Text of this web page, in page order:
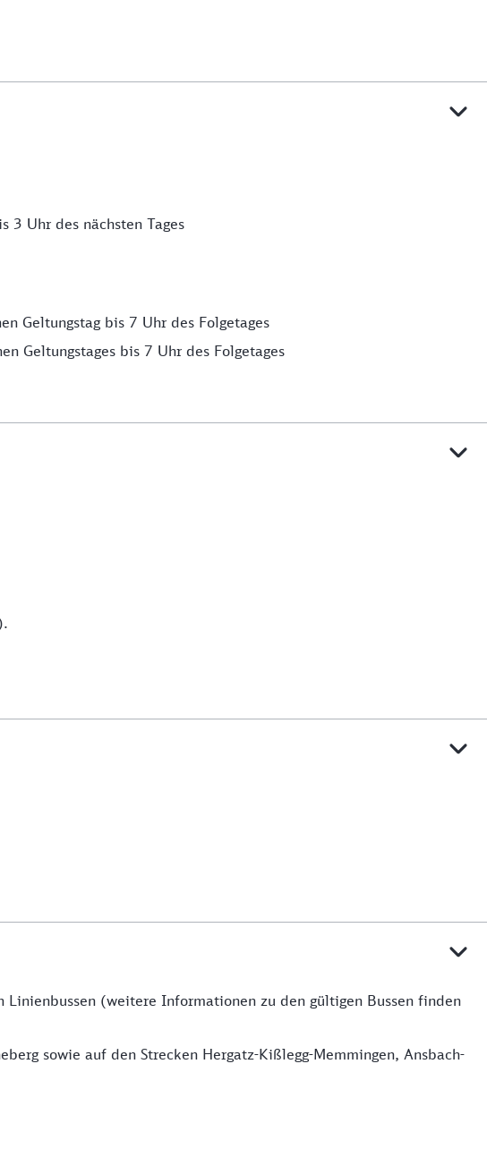
3 Uhr des nächsten Tages
Geltungstag bis 7 Uhr des Folgetages
Geltungstages bis 7 Uhr des Folgetages
(weitere Informationen zu den gültigen Bussen finden
sowie auf den Strecken Hergatz-Kißlegg-Memmingen, Ansbach-